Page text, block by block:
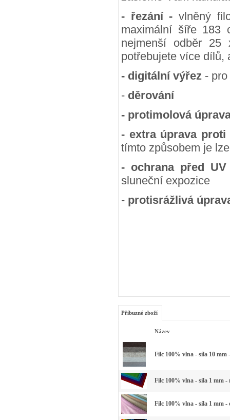
- řezání - vlněný
maximální šíře 183
nejmenší odběr
potřebujete více dílů,
- digitální výřez -
- děrování
- protimolová
- extra úprava
tímto způsobem je
- ochrana před
sluneční expozice
- protisrážlivá
Příbuzné zboží
Název
Filc 100% vlna - síla 10 mm
Filc 100% vlna - síla 1 mm -
Filc 100% vlna - síla 1 mm